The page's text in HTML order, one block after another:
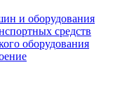
и оборудования
средств
оборудования